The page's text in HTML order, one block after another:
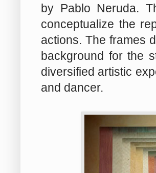
by Pablo Neruda.
conceptualize the
actions. The frames
background for the
diversified artistic
and dancer.